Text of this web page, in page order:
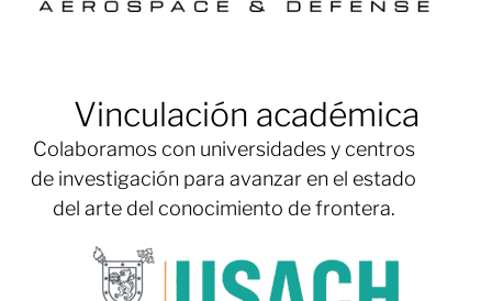
Vinculación académica
Colaboramos con universidades y centros
de investigación para avanzar en el estado
del arte del conocimiento de frontera.